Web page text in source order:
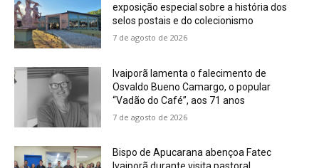
exposição especial sobre a história dos
selos postais e do colecionismo
7 de agosto de 2026
Ivaiporã lamenta o falecimento de
Osvaldo Bueno Camargo, o popular
“Vadão do Café”, aos 71 anos
7 de agosto de 2026
Bispo de Apucarana abençoa Fatec